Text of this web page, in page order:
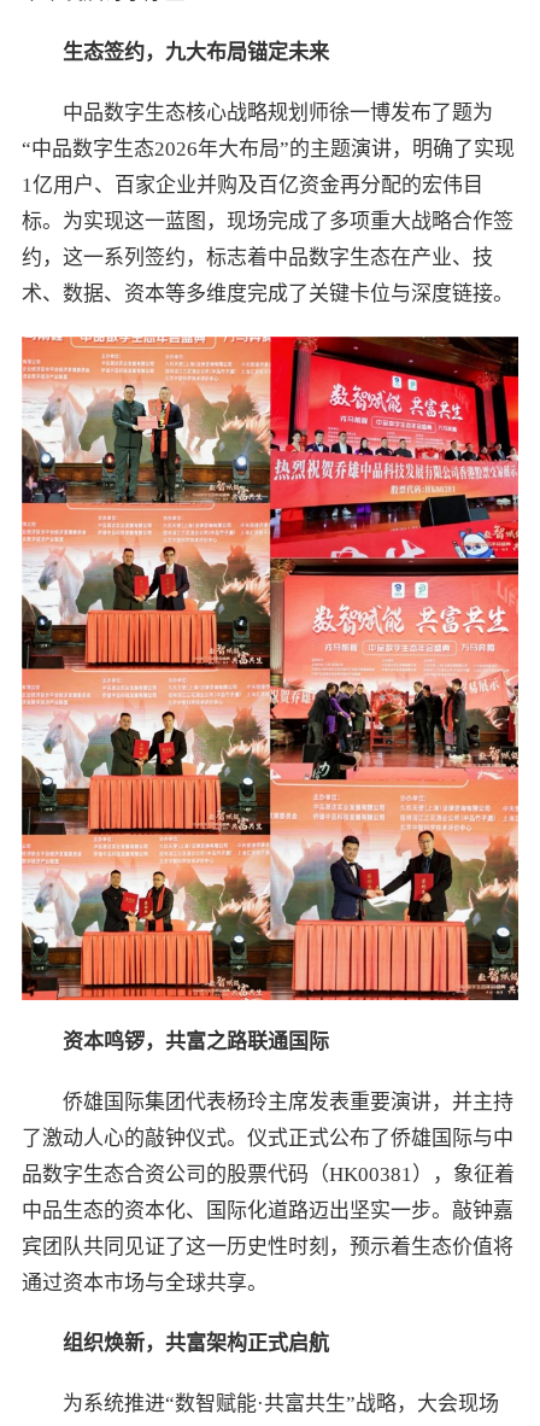
生态签约，九大布局锚定未来
中品数字生态核心战略规划师徐一博发布了题为
“中品数字生态2026年大布局”的主题演讲，明确了实现
1亿用户、百家企业并购及百亿资金再分配的宏伟目
标。为实现这一蓝图，现场完成了多项重大战略合作签
约，这一系列签约，标志着中品数字生态在产业、技
术、数据、资本等多维度完成了关键卡位与深度链接。
资本鸣锣，共富之路联通国际
侨雄国际集团代表杨玲主席发表重要演讲，并主持
了激动人心的敲钟仪式。仪式正式公布了侨雄国际与中
品数字生态合资公司的股票代码（HK00381），象征着
中品生态的资本化、国际化道路迈出坚实一步。敲钟嘉
宾团队共同见证了这一历史性时刻，预示着生态价值将
通过资本市场与全球共享。
组织焕新，共富架构正式启航
为系统推进“数智赋能·共富共生”战略，大会现场